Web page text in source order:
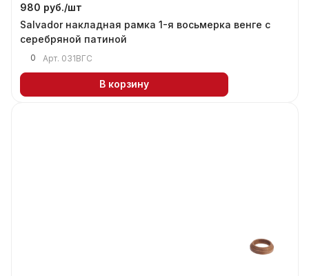
980 руб./шт
Salvador накладная рамка 1-я восьмерка венге с
серебряной патиной
0 Арт. 031ВГС
В корзину